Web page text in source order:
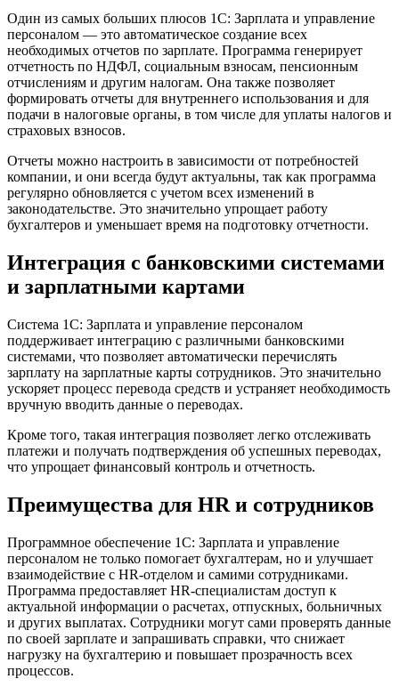
Один из самых больших плюсов 1С: Зарплата и управление
персоналом — это автоматическое создание всех
необходимых отчетов по зарплате. Программа генерирует
отчетность по НДФЛ, социальным взносам, пенсионным
отчислениям и другим налогам. Она также позволяет
формировать отчеты для внутреннего использования и для
подачи в налоговые органы, в том числе для уплаты налогов и
страховых взносов.
Отчеты можно настроить в зависимости от потребностей
компании, и они всегда будут актуальны, так как программа
регулярно обновляется с учетом всех изменений в
законодательстве. Это значительно упрощает работу
бухгалтеров и уменьшает время на подготовку отчетности.
Интеграция с банковскими системами
и зарплатными картами
Система 1С: Зарплата и управление персоналом
поддерживает интеграцию с различными банковскими
системами, что позволяет автоматически перечислять
зарплату на зарплатные карты сотрудников. Это значительно
ускоряет процесс перевода средств и устраняет необходимость
вручную вводить данные о переводах.
Кроме того, такая интеграция позволяет легко отслеживать
платежи и получать подтверждения об успешных переводах,
что упрощает финансовый контроль и отчетность.
Преимущества для HR и сотрудников
Программное обеспечение 1С: Зарплата и управление
персоналом не только помогает бухгалтерам, но и улучшает
взаимодействие с HR-отделом и самими сотрудниками.
Программа предоставляет HR-специалистам доступ к
актуальной информации о расчетах, отпускных, больничных
и других выплатах. Сотрудники могут сами проверять данные
по своей зарплате и запрашивать справки, что снижает
нагрузку на бухгалтерию и повышает прозрачность всех
процессов.